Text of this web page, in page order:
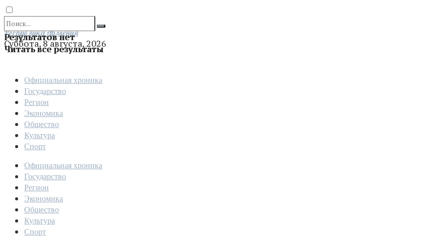
Результатов нет
Читать все результаты
Отправить
Республика Армения
Суббота, 8 августа, 2026
Официальная хроника
Государство
Регион
Экономика
Общество
Культура
Спорт
Официальная хроника
Государство
Регион
Экономика
Общество
Культура
Спорт